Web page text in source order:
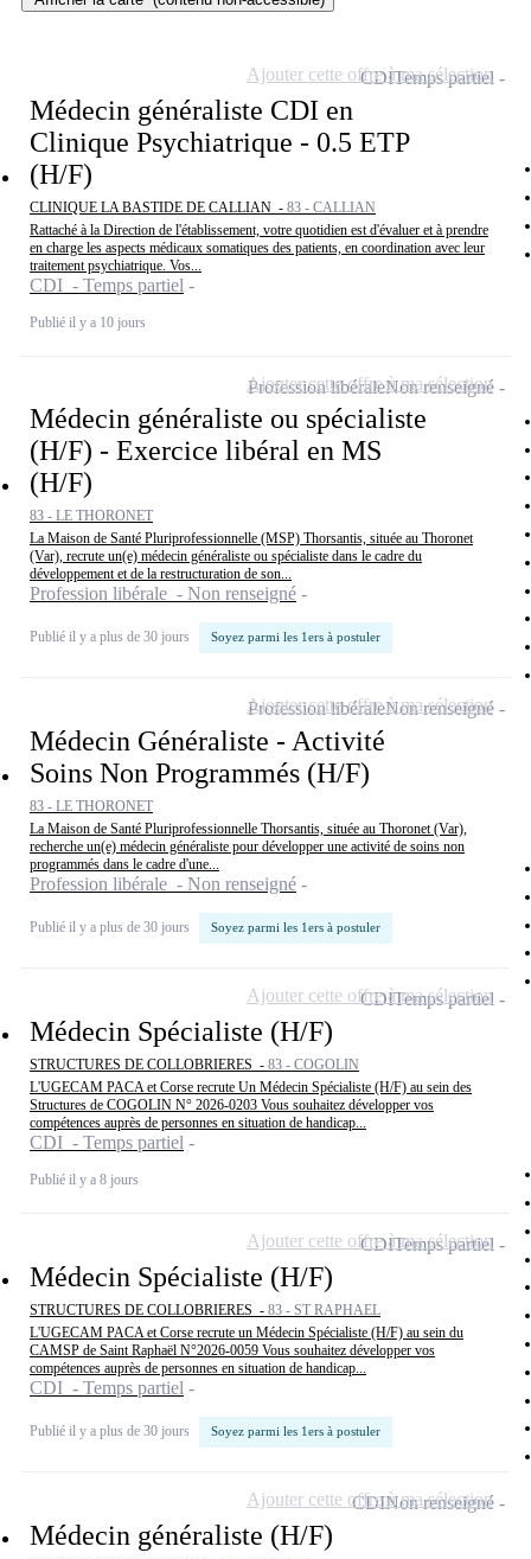
Médecin généraliste CDI en
Clinique Psychiatrique - 0.5 ETP
(H/F)
CLINIQUE LA BASTIDE DE CALLIAN - 83 - CALLIAN
Rattaché à la Direction de l'établissement, votre quotidien est d'évaluer et à prendre
en charge les aspects médicaux somatiques des patients, en coordination avec leur
traitement psychiatrique. Vos...
CDI - Temps partiel
Publié il y a 10 jours
CDITemps partiel
Ajouter cette offre à ma sélection
Médecin généraliste ou spécialiste
(H/F) - Exercice libéral en MS
(H/F)
83 - LE THORONET
La Maison de Santé Pluriprofessionnelle (MSP) Thorsantis, située au Thoronet
(Var), recrute un(e) médecin généraliste ou spécialiste dans le cadre du
développement et de la restructuration de son...
Profession libérale - Non renseigné
Publié il y a plus de 30 jours Soyez parmi les 1ers à postuler
Profession libéraleNon renseigné
Ajouter cette offre à ma sélection
Médecin Généraliste - Activité
Soins Non Programmés (H/F)
83 - LE THORONET
La Maison de Santé Pluriprofessionnelle Thorsantis, située au Thoronet (Var),
recherche un(e) médecin généraliste pour développer une activité de soins non
programmés dans le cadre d'une...
Profession libérale - Non renseigné
Publié il y a plus de 30 jours Soyez parmi les 1ers à postuler
Profession libéraleNon renseigné
Ajouter cette offre à ma sélection
Médecin Spécialiste (H/F)
STRUCTURES DE COLLOBRIERES - 83 - COGOLIN
L'UGECAM PACA et Corse recrute Un Médecin Spécialiste (H/F) au sein des
Structures de COGOLIN N° 2026-0203 Vous souhaitez développer vos
compétences auprès de personnes en situation de handicap...
CDI - Temps partiel
Publié il y a 8 jours
CDITemps partiel
Ajouter cette offre à ma sélection
Médecin Spécialiste (H/F)
STRUCTURES DE COLLOBRIERES - 83 - ST RAPHAEL
L'UGECAM PACA et Corse recrute un Médecin Spécialiste (H/F) au sein du
CAMSP de Saint Raphaël N°2026-0059 Vous souhaitez développer vos
compétences auprès de personnes en situation de handicap...
CDI - Temps partiel
Publié il y a plus de 30 jours Soyez parmi les 1ers à postuler
CDITemps partiel
Ajouter cette offre à ma sélection
Médecin généraliste (H/F)
CDINon renseigné
Ajouter cette offre à ma sélection